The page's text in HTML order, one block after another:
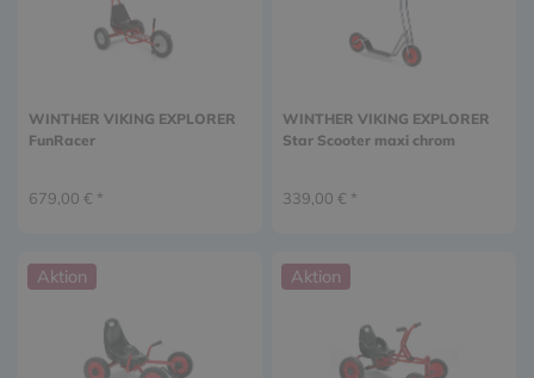
WINTHER VIKING EXPLORER
FunRacer
679,00 € *
WINTHER VIKING EXPLORER
Star Scooter maxi chrom
339,00 € *
Aktion Aktion